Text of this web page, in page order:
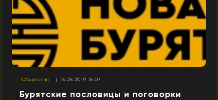
Общество | 15.05.2019 15:07
Бурятские пословицы и поговорки